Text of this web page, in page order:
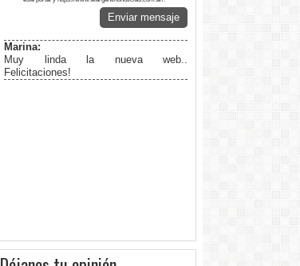
Enviar mensaje
Marina:
Muy linda la nueva web..
Felicitaciones!